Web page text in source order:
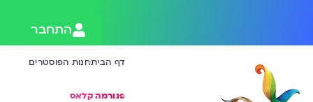
התחבר
דף הביתחנות הפוסטרים
פנורמה קלאס